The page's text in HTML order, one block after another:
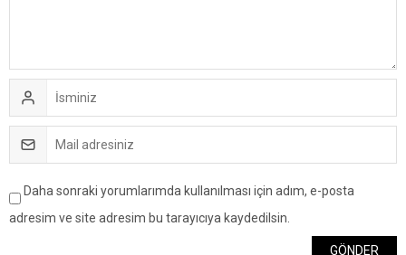
Daha sonraki yorumlarımda kullanılması için adım, e-posta
adresim ve site adresim bu tarayıcıya kaydedilsin.